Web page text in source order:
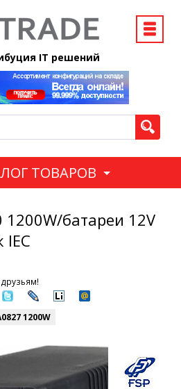
IT решений
ТОВАРОВ
1200W/батареи 12V
IEC
1200W